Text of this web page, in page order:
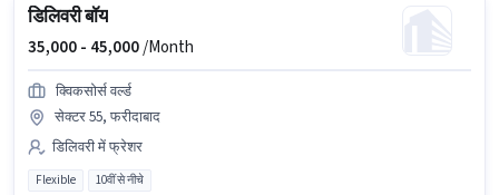
डिलिवरी बॉय
35,000 - 45,000/Month
क्विकसोर्स वर्ल्ड
सेक्टर 55, फरीदाबाद
डिलिवरी में फ्रेशर
Flexible 10वीं से नीचे